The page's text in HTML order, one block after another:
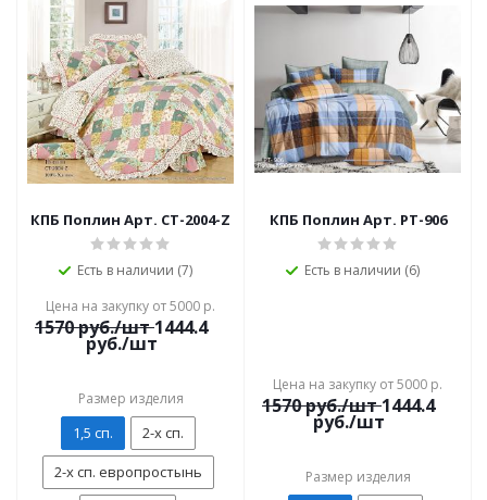
КПБ Поплин Арт. CT-2004-Z
Есть в наличии (7)
Цена на закупку от 5000 р.
1570руб./шт 1444.4
руб./шт
Размер изделия
1,5 сп.
2-х сп.
2-х сп. европростынь
КПБ Поплин Арт. PT-906
Есть в наличии (6)
Цена на закупку от 5000 р.
1570руб./шт 1444.4
руб./шт
Размер изделия